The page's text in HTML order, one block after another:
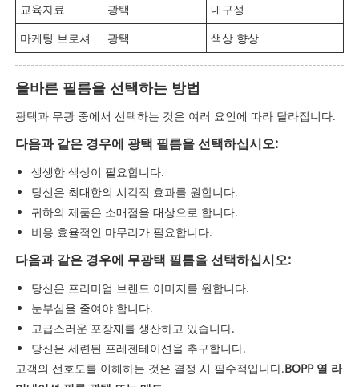
교육자료
광택
내구성
마케팅 브로셔
광택 색상 향상
올바른 필름을 선택하는 방법
광택과 무광 중에서 선택하는 것은 여러 요인에 따라 달라집니다.
다음과 같은 경우에 광택 필름을 선택하십시오:
생생한 색상이 필요합니다.
당신은 최대한의 시각적 효과를 원합니다.
귀하의 제품은 소매점을 대상으로 합니다.
비용 효율적인 마무리가 필요합니다.
다음과 같은 경우에 무광택 필름을 선택하십시오:
당신은 프리미엄 브랜드 이미지를 원합니다.
눈부심을 줄여야 합니다.
고급스러운 포장재를 생산하고 있습니다.
당신은 세련된 프레젠테이션을 추구합니다.
고객의 선호도를 이해하는 것은 결정 시 필수적입니다.BOPP 열 라